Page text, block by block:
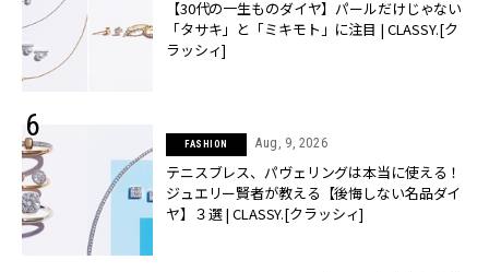
【30代の一生ものダイヤ】パールだけじゃない
「タサキ」と「ミキモト」に注目 | CLASSY.[ク
ラッシィ]
FASHION Aug, 9, 2026
テニスブレス、パヴェリングは本当に使える！
ジュエリー賢者が教える【後悔しない名品ダイ
ヤ】３選 | CLASSY.[クラッシィ]